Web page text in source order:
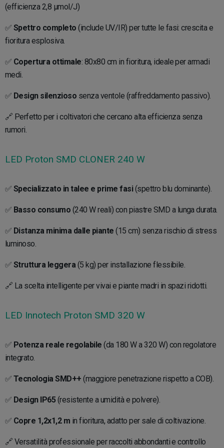
(efficienza 2,8 µmol/J)
✅ Spettro completo (include UV/IR) per tutte le fasi: crescita e
fioritura esplosiva.
✅ Copertura ottimale: 80x80 cm in fioritura, ideale per armadi
medi.
✅ Design silenzioso senza ventole (raffreddamento passivo).
🔗 Perfetto per i coltivatori che cercano alta efficienza senza
rumori.
LED Proton SMD CLONER 240 W
✅ Specializzato in talee e prime fasi(spettro blu dominante).
✅ Basso consumo (240 W reali) con piastre SMD a lunga durata.
✅ Distanza minima dalle piante (15 cm) senza rischio di stress
luminoso.
✅ Struttura leggera (5 kg) per installazione flessibile.
🔗 La scelta intelligente per vivai e piante madri in spazi ridotti.
LED Innotech Proton SMD 320 W
✅ Potenza reale regolabile (da 180 W a 320 W) con regolatore
integrato.
✅ Tecnologia SMD++ (maggiore penetrazione rispetto a COB).
✅ Design IP65 (resistente a umidità e polvere).
✅ Copre 1,2x1,2 m in fioritura, adatto per sale di coltivazione.
🔗 Versatilità professionale per raccolti abbondanti e controllo